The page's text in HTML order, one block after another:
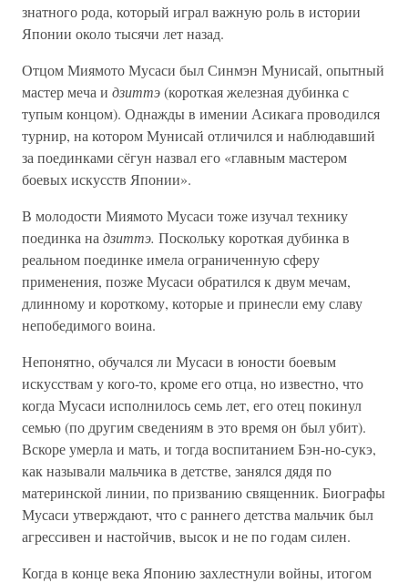
знатного рода, который играл важную роль в истории
Японии около тысячи лет назад.
Отцом Миямото Мусаси был Синмэн Мунисай, опытный
мастер меча и дзиттэ(короткая железная дубинка с
тупым концом). Однажды в имении Асикага проводился
турнир, на котором Мунисай отличился и наблюдавший
за поединками сёгун назвал его «главным мастером
боевых искусств Японии».
В молодости Миямото Мусаси тоже изучал технику
поединка на дзиттэ. Поскольку короткая дубинка в
реальном поединке имела ограниченную сферу
применения, позже Мусаси обратился к двум мечам,
длинному и короткому, которые и принесли ему славу
непобедимого воина.
Непонятно, обучался ли Мусаси в юности боевым
искусствам у кого-то, кроме его отца, но известно, что
когда Мусаси исполнилось семь лет, его отец покинул
семью (по другим сведениям в это время он был убит).
Вскоре умерла и мать, и тогда воспитанием Бэн-но-сукэ,
как называли мальчика в детстве, занялся дядя по
материнской линии, по призванию священник. Биографы
Мусаси утверждают, что с раннего детства мальчик был
агрессивен и настойчив, высок и не по годам силен.
Когда в конце века Японию захлестнули войны, итогом